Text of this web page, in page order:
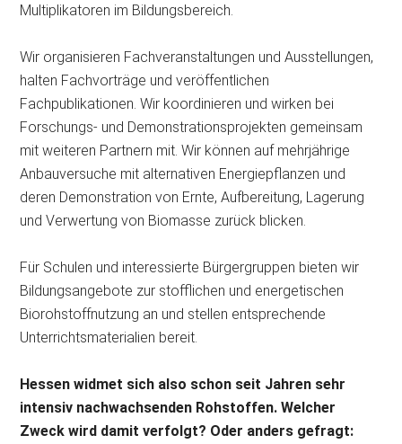
Multiplikatoren im Bildungsbereich.
Wir organisieren Fachveranstaltungen und Ausstellungen,
halten Fachvorträge und veröffentlichen
Fachpublikationen. Wir koordinieren und wirken bei
Forschungs- und Demonstrationsprojekten gemeinsam
mit weiteren Partnern mit. Wir können auf mehrjährige
Anbauversuche mit alternativen Energiepflanzen und
deren Demonstration von Ernte, Aufbereitung, Lagerung
und Verwertung von Biomasse zurück blicken.
Für Schulen und interessierte Bürgergruppen bieten wir
Bildungsangebote zur stofflichen und energetischen
Biorohstoffnutzung an und stellen entsprechende
Unterrichtsmaterialien bereit.
Hessen widmet sich also schon seit Jahren sehr
intensiv nachwachsenden Rohstoffen. Welcher
Zweck wird damit verfolgt? Oder anders gefragt: